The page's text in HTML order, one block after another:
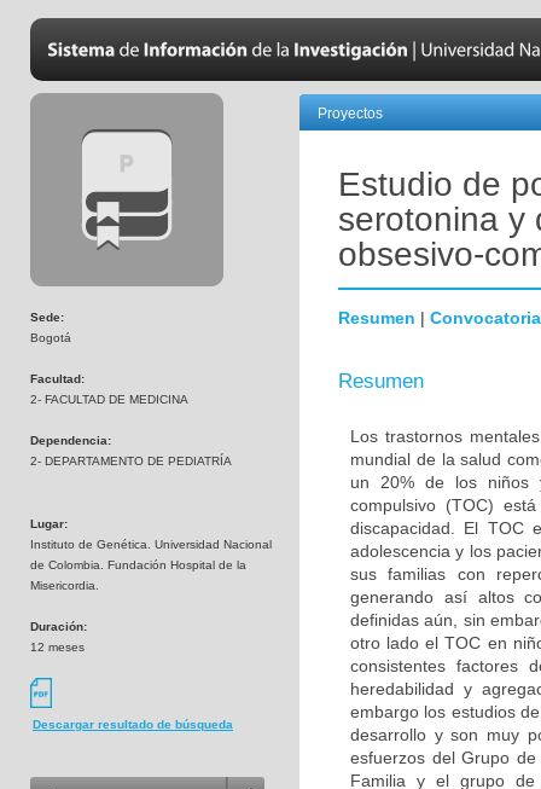
Sede:
Bogotá
Facultad:
2- FACULTAD DE MEDICINA
Dependencia:
2- DEPARTAMENTO DE PEDIATRÍA
Lugar:
Instituto de Genética. Universidad Nacional
de Colombia. Fundación Hospital de la
Misericordia.
Duración:
12 meses
Descargar resultado de búsqueda
Proyectos
Estudio de
serotonina y
obsesivo-
Resumen | Convocatoria
Resumen
Los trastornos
mundial de la salud
un 20% de los niños
compulsivo (TOC)
discapacidad. El TOC
adolescencia y los
sus familias con
generando así altos
definidas aún, sin
otro lado el TOC en
consistentes factores
heredabilidad y
embargo los estudios
desarrollo y son muy
esfuerzos del Grupo
Familia y el grupo de